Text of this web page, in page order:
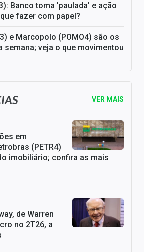
Banco toma 'paulada' e ação
fazer com papel?
e Marcopolo (POMO4) são os
semana; veja o que movimentou
VER MAIS
em
(PETR4)
imobiliário; confira as mais
de Warren
no 2T26, a